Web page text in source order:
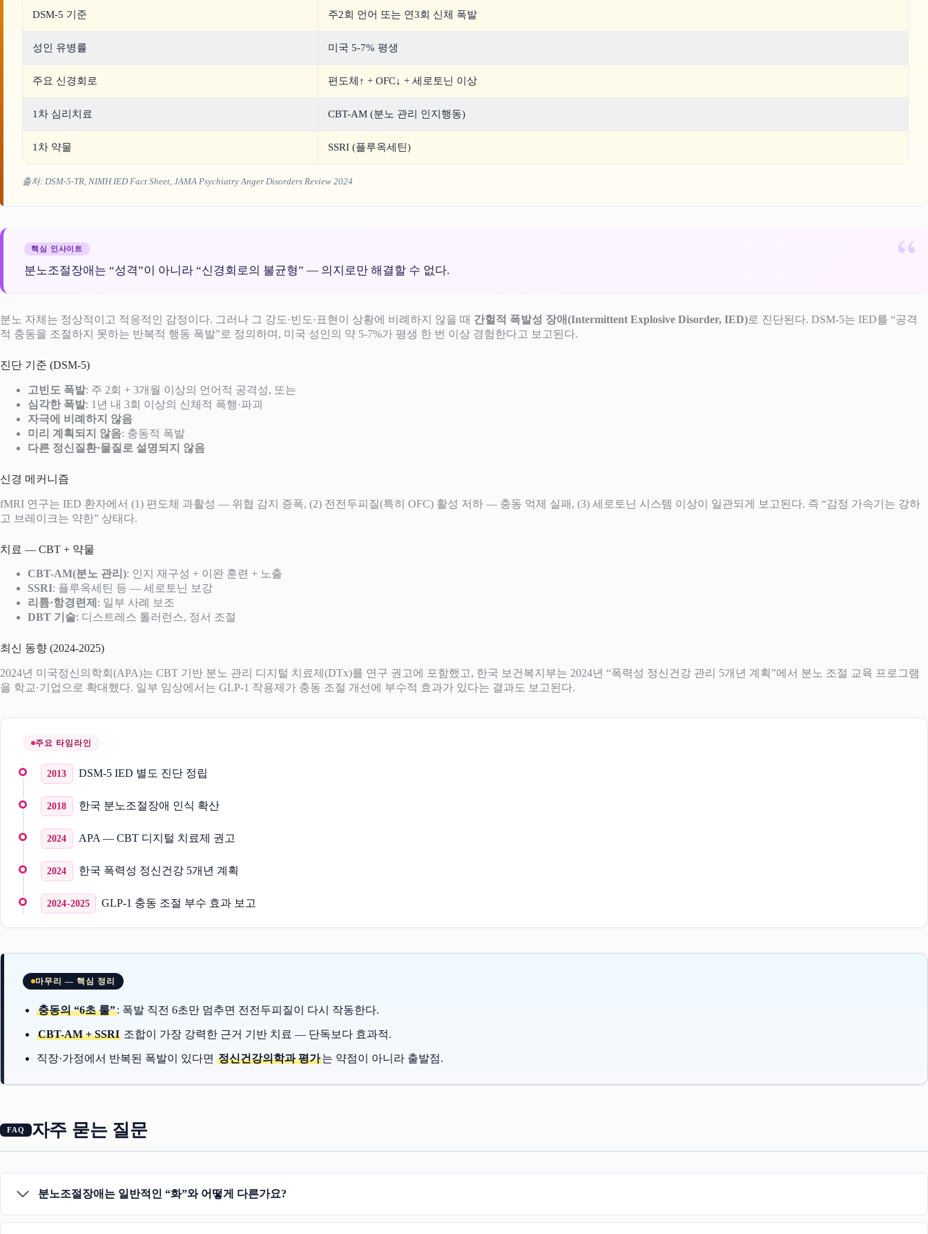
DSM-5 기준 주2회 언어 또는 연3회 신체 폭발
성인 유병률 미국 5-7% 평생
주요 신경회로 편도체↑ + OFC↓ + 세로토닌 이상
1차 심리치료 CBT-AM (분노 관리 인지행동)
1차 약물 SSRI (플루옥세틴)
출처: DSM-5-TR, NIMH IED Fact Sheet, JAMA Psychiatry Anger Disorders Review 2024
핵심 인사이트
분노조절장애는 “성격”이 아니라 “신경회로의 불균형” — 의지로만 해결할 수 없다.
분노 자체는 정상적이고 적응적인 감정이다. 그러나 그 강도·빈도·표현이 상황에 비례하지 않을 때 간헐적 폭발성 장애(Intermittent Explosive Disorder, IED)로 진단된다. DSM-5는 IED를 “공격
적 충동을 조절하지 못하는 반복적 행동 폭발”로 정의하며, 미국 성인의 약 5-7%가 평생 한 번 이상 경험한다고 보고된다.
진단 기준 (DSM-5)
고빈도 폭발: 주 2회 + 3개월 이상의 언어적 공격성, 또는
심각한 폭발: 1년 내 3회 이상의 신체적 폭행·파괴
자극에 비례하지 않음
미리 계획되지 않음: 충동적 폭발
다른 정신질환·물질로 설명되지 않음
신경 메커니즘
fMRI 연구는 IED 환자에서 (1) 편도체 과활성 — 위협 감지 증폭, (2) 전전두피질(특히 OFC) 활성 저하 — 충동 억제 실패, (3) 세로토닌 시스템 이상이 일관되게 보고된다. 즉 “감정 가속기는 강하
고 브레이크는 약한” 상태다.
치료 — CBT + 약물
CBT-AM(분노 관리): 인지 재구성 + 이완 훈련 + 노출
SSRI: 플루옥세틴 등 — 세로토닌 보강
리튬·항경련제 : 일부 사례 보조
DBT 기술: 디스트레스 톨러런스, 정서 조절
최신 동향 (2024-2025)
2024년 미국정신의학회(APA)는 CBT 기반 분노 관리 디지털 치료제(DTx)를 연구 권고에 포함했고, 한국 보건복지부는 2024년 “폭력성 정신건강 관리 5개년 계획”에서 분노 조절 교육 프로그램
을 학교·기업으로 확대했다. 일부 임상에서는 GLP-1 작용제가 충동 조절 개선에 부수적 효과가 있다는 결과도 보고된다.
주요 타임라인
2013 DSM-5 IED 별도 진단 정립
2018 한국 분노조절장애 인식 확산
2024 APA — CBT 디지털 치료제 권고
2024 한국 폭력성 정신건강 5개년 계획
2024-2025 GLP-1 충동 조절 부수 효과 보고
마무리 — 핵심 정리
충동의 “6초 룰”: 폭발 직전 6초만 멈추면 전전두피질이 다시 작동한다.
CBT-AM + SSRI 조합이 가장 강력한 근거 기반 치료 — 단독보다 효과적.
직장·가정에서 반복된 폭발이 있다면 정신건강의학과 평가는 약점이 아니라 출발점.
자주 묻는 질문
분노조절장애는 일반적인 “화”와 어떻게 다른가요?